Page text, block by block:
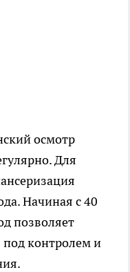
осмотр
Для
Начиная с 40
позволяет
под контролем и